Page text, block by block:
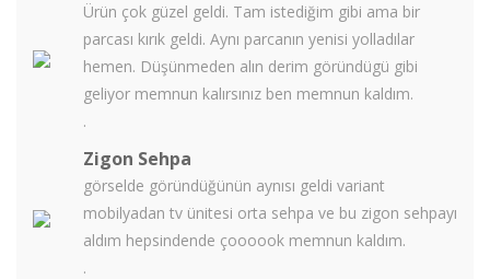
Ürün çok güzel geldi. Tam istediğim gibi ama bir
parcası kırık geldi. Aynı parcanın yenisi yolladılar
hemen. Düşünmeden alın derim göründügü gibi
geliyor memnun kalırsınız ben memnun kaldım.
.
Zigon Sehpa
görselde göründüğünün aynısı geldi variant
mobilyadan tv ünitesi orta sehpa ve bu zigon sehpayı
aldım hepsindende çoooook memnun kaldım.
.